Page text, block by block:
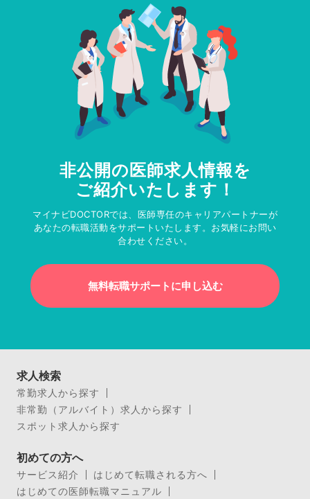
非公開の医師求人情報を
ご紹介いたします！
マイナビDOCTORでは、医師専任のキャリアパートナーが
あなたの転職活動をサポートいたします。お気軽にお問い
合わせください。
無料転職サポートに申し込む
求人検索
常勤求人から探す
非常勤（アルバイト）求人から探す
スポット求人から探す
初めての方へ
サービス紹介
はじめて転職される方へ
はじめての医師転職マニュアル